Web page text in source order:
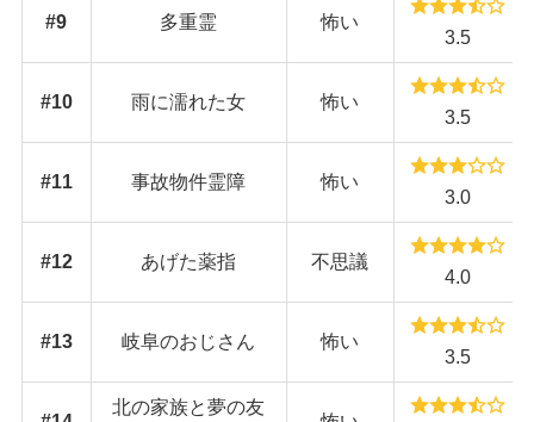
#9 多重霊 怖い
3.5
#10 雨に濡れた女 怖い
3.5
#11 事故物件霊障 怖い
3.0
#12 あげた薬指 不思議
4.0
#13 岐阜のおじさん 怖い
3.5
北の家族と夢の友